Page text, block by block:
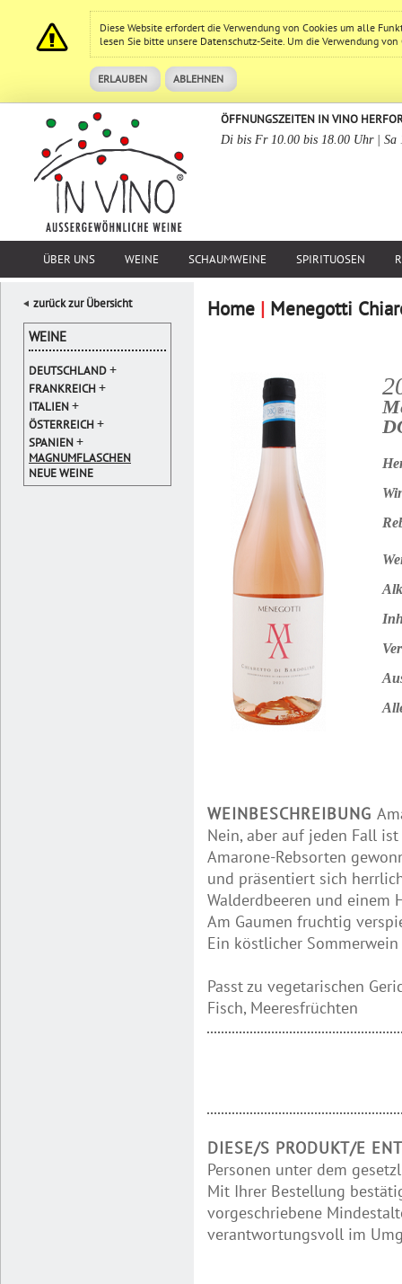
Diese Website erfordert die Verwendung von Cookies um alle
lesen Sie bitte unsere Datenschutz-Seite. Um die Verwendung
ERLAUBEN ABLEHNEN
ÖFFNUNGSZEITEN IN VINO
Di bis Fr 10.00 bis 18.00 Uhr | Sa
ÜBER UNS WEINE SCHAUMWEINE SPIRITUOSEN
Home | Menegotti
WEINBESCHREIBUNG
Nein, aber auf jeden Fall
Amarone-Rebsorten
und präsentiert sich
Walderdbeeren und einem
Am Gaumen fruchtig
Ein köstlicher
Passt zu vegetarischen
Fisch, Meeresfrüchten
DIESE/S PRODUKT/E
Personen unter dem
Mit Ihrer Bestellung
vorgeschriebene
verantwortungsvoll im
zurück zur Übersicht
WEINE
DEUTSCHLAND+
FRANKREICH+
ITALIEN+
ÖSTERREICH+
SPANIEN+
MAGNUMFLASCHEN
NEUE WEINE